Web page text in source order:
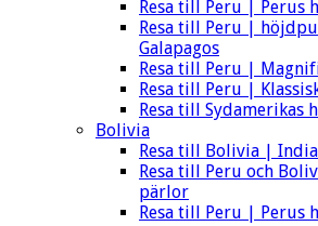
Resa till Peru | Perus
Resa till Peru |
Galapagos
Resa till Peru |
Resa till Peru |
Resa till Sydamerikas
Bolivia
Resa till Bolivia |
Resa till Peru och
pärlor
Resa till Peru | Perus